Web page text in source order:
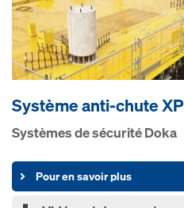
Système anti-chute XP
Systèmes de sécurité Doka
Pour en savoir plus